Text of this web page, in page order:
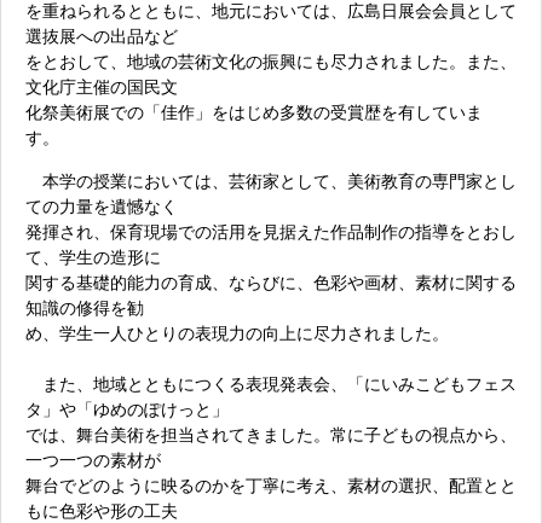
を重ねられるとともに、地元においては、広島日展会会員として
選抜展への出品など
をとおして、地域の芸術文化の振興にも尽力されました。また、
文化庁主催の国民文
化祭美術展での「佳作」をはじめ多数の受賞歴を有していま
す。
本学の授業においては、芸術家として、美術教育の専門家とし
ての力量を遺憾なく
発揮され、保育現場での活用を見据えた作品制作の指導をとおし
て、学生の造形に
関する基礎的能力の育成、ならびに、色彩や画材、素材に関する
知識の修得を勧
め、学生一人ひとりの表現力の向上に尽力されました。
また、地域とともにつくる表現発表会、「にいみこどもフェス
タ」や「ゆめのぽけっと」
では、舞台美術を担当されてきました。常に子どもの視点から、
一つ一つの素材が
舞台でどのように映るのかを丁寧に考え、素材の選択、配置とと
もに色彩や形の工夫